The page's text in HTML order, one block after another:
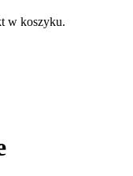
w koszyku.